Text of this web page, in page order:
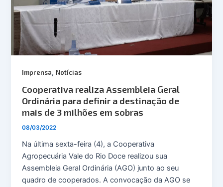
Imprensa, Notícias
Cooperativa realiza Assembleia Geral
Ordinária para definir a destinação de
mais de 3 milhões em sobras
08/03/2022
Na última sexta-feira (4), a Cooperativa
Agropecuária Vale do Rio Doce realizou sua
Assembleia Geral Ordinária (AGO) junto ao seu
quadro de cooperados. A convocação da AGO se